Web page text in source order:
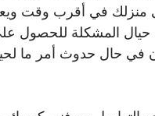
منزلك في أقرب وقت
حيال المشكلة للحصول
في حال حدوث أمر ما